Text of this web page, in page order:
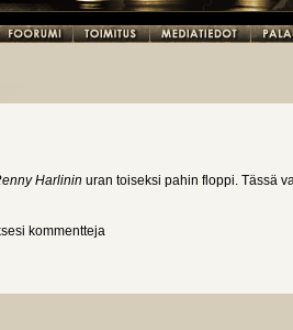
Harlinin uran toiseksi pahin floppi. Tässä
kommentteja